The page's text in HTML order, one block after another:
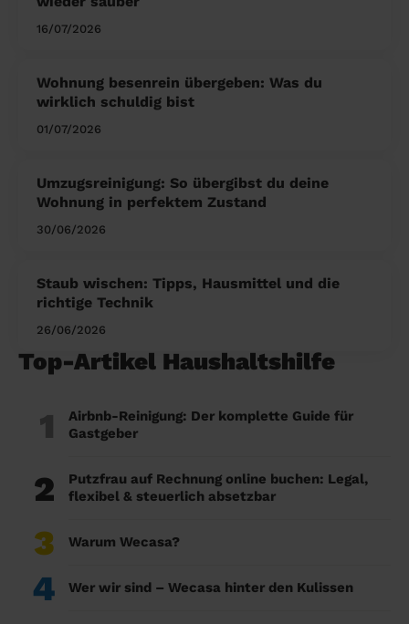
16/07/2026
Wohnung besenrein übergeben: Was du
wirklich schuldig bist
01/07/2026
Umzugsreinigung: So übergibst du deine
Wohnung in perfektem Zustand
30/06/2026
Staub wischen: Tipps, Hausmittel und die
richtige Technik
26/06/2026
Top-Artikel Haushaltshilfe
1
Airbnb-Reinigung: Der komplette Guide für
Gastgeber
2
Putzfrau auf Rechnung online buchen: Legal,
flexibel & steuerlich absetzbar
3 Warum Wecasa?
4 Wer wir sind – Wecasa hinter den Kulissen